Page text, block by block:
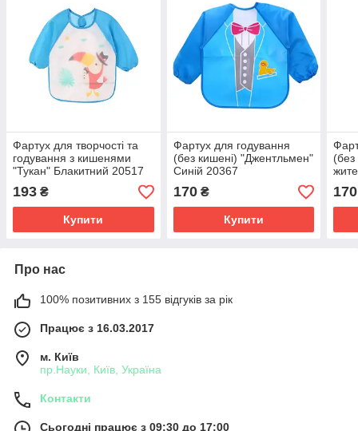
Фартух для творчості та
годування з кишенями
"Тукан" Блакитний 20517
193 ₴
Купити
Фартух для годування
(без кишені) "Джентльмен"
Синій 20367
170₴
Купити
(без
170
Про нас
100% позитивних з 155 відгуків за рік
Працює з 16.03.2017
м. Київ
пр.Науки, Київ, Україна
Контакти
Сьогодні працює з 09:30 до 17:00